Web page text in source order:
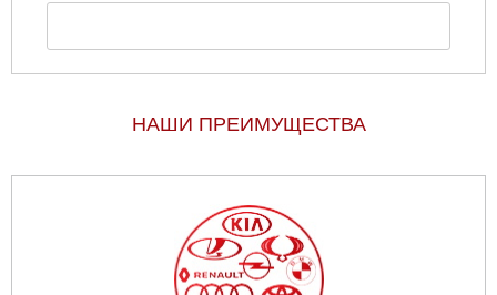
НАШИ ПРЕИМУЩЕСТВА